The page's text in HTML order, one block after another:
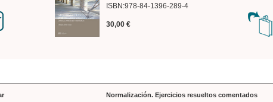
ISBN:978-84-1396-289-4
30,00 €
Normalización. Ejercicios resueltos comentados